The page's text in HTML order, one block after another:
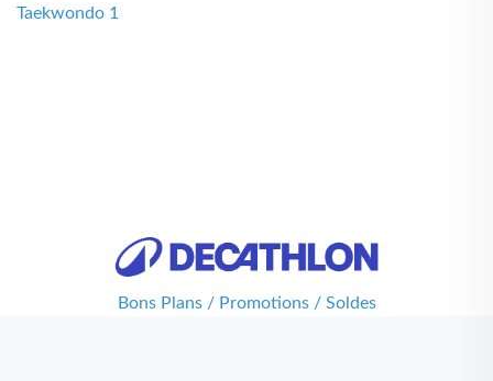
Taekwondo 1
Bons Plans / Promotions / Soldes